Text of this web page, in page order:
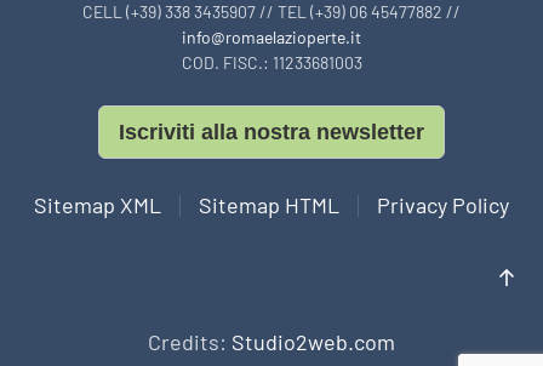
CELL (+39) 338 3435907 // TEL (+39) 06 45477882 //
info@romaelazioperte.it
COD. FISC.: 11233681003
Iscriviti alla nostra newsletter
Sitemap XML Sitemap HTML Privacy Policy
Credits: Studio2web.com